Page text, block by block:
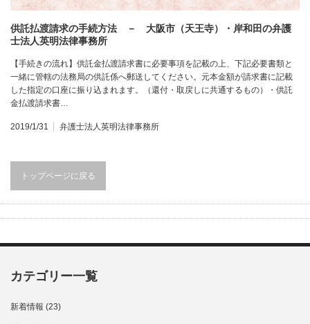
供託払渡請求の手続方法 － 大阪市（天王寺）・岸和田の弁護
士法人英明法律事務所
【手続きの流れ】供託金払渡請求書に必要事項を記載の上、下記必要書類と
一緒に管轄の法務局の供託係へ郵送してください。元本金額が請求書に記載
した指定の口座に振り込まれます。（還付・取戻しに共通するもの）・供託
金払渡請求書…
2019/1/31 弁護士法人英明法律事務所
トップページに戻る
カテゴリー一覧
新着情報 (23)